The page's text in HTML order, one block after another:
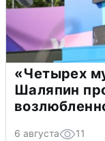
«Четырех
Шаляпин
6 августа 11